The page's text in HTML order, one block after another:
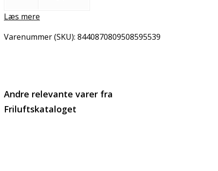
Læs mere
Varenummer (SKU): 8440870809508595539
Andre relevante varer fra
Friluftskataloget